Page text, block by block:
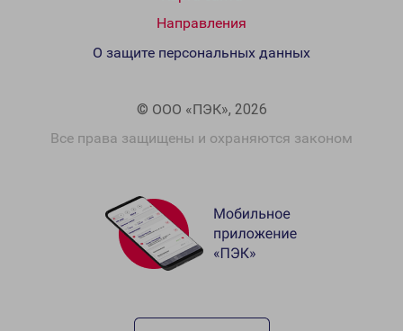
Направления
© ООО «ПЭК», 2026
Все права защищены и охраняются законом
О защите персональных данных